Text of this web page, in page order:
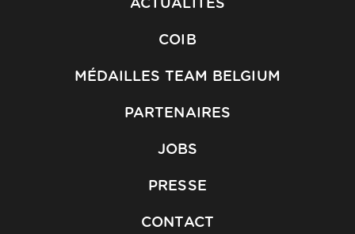
ACTUALITÉS
COIB
MÉDAILLES TEAM BELGIUM
PARTENAIRES
JOBS
PRESSE
CONTACT